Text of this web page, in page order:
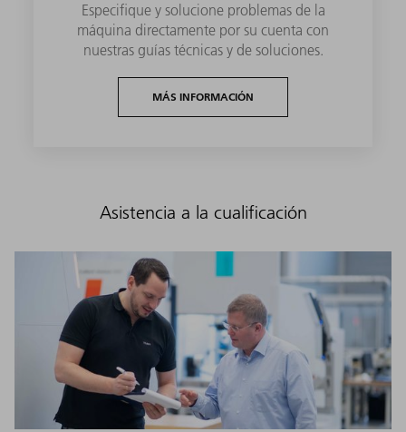
Especifique y solucione problemas de la
máquina directamente por su cuenta con
nuestras guías técnicas y de soluciones.
MÁS INFORMACIÓN
Asistencia a la cualificación